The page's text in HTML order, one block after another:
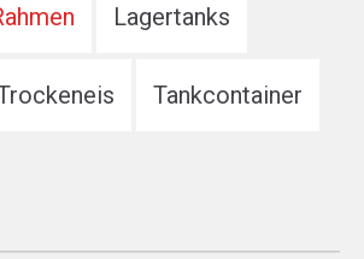
Lagertanks
Tankcontainer